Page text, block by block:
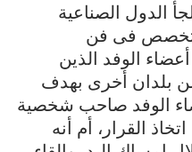
الدول الصناعية
فى فن
الوفد الذين
بلدان أخرى بهدف
الوفد صاحب شخصية
القرار، أم أنه